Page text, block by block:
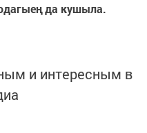
да кушыла.
и интересным в